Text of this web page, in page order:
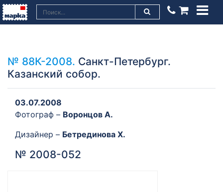
№ 88К-2008. Санкт-Петербург.
Казанский собор.
03.07.2008
Фотограф – Воронцов А.
Дизайнер – Бетрединова Х.
№ 2008-052